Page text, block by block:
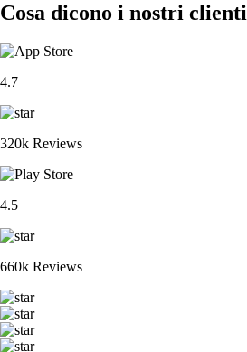
Cosa dicono i nostri clienti
4.7
320k Reviews
4.5
660k Reviews